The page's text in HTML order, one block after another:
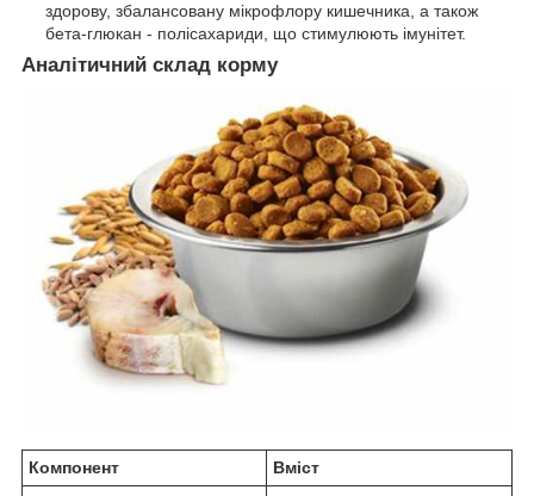
здорову, збалансовану мікрофлору кишечника, а також
бета-глюкан - полісахариди, що стимулюють імунітет.
Аналітичний склад корму
Компонент
Вміст